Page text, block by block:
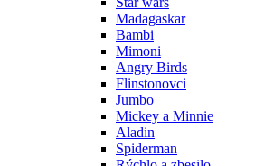
Madagaskar
Bambi
Mimoni
Angry Birds
Flinstonovci
Jumbo
Mickey a Minnie
Aladin
Spiderman